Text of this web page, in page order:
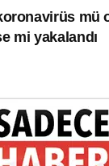
mü
mi yakalandı